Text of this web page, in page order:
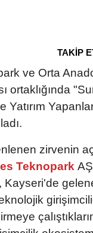
TAKİP
ve Orta
ortaklığında
Yatırım
zirvenin
Teknopark
Kayseri'de